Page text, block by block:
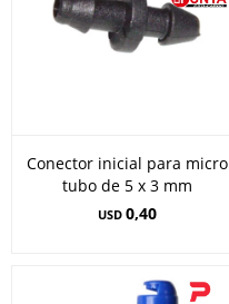
Conector inicial para micro
tubo de 5 x 3 mm
USD 0,40